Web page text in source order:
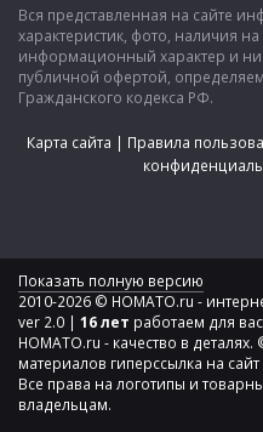
Вся представленная на сайте
характеристик, фото, наличия
информационный характер и ни
публичной офертой,
Гражданского кодекса РФ.
Карта сайта | Правила
Показать полную версию
2010-2026 © HOMATO.ru -
ver 2.0 | 16 лет работаем для вас
HOMATO.ru - качество в
материалов гиперссылка на
Все права на логотипы и
владельцам.